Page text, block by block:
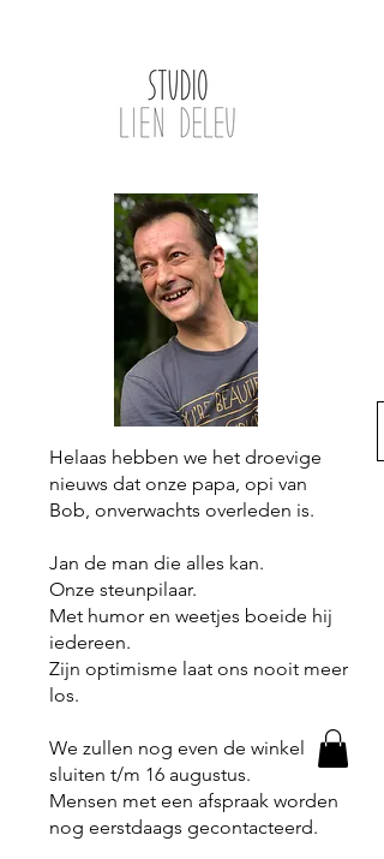
Helaas hebben we het droevige
nieuws dat onze papa, opi van
Bob, onverwachts overleden is.
Jan de man die alles kan.
Onze steunpilaar.
Met humor en weetjes boeide hij
iedereen.
Zijn optimisme laat ons nooit meer
los.
We zullen nog even de winkel
sluiten t/m 16 augustus.
Mensen met een afspraak worden
nog eerstdaags gecontacteerd.